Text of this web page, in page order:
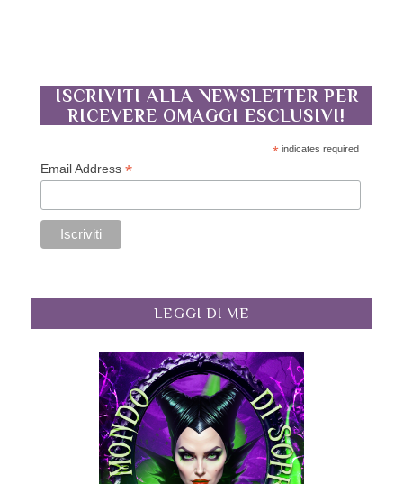
ISCRIVITI ALLA NEWSLETTER PER
RICEVERE OMAGGI ESCLUSIVI!
* indicates required
Email Address*
LEGGI DI ME